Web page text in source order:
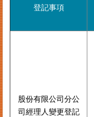
登記事項
股份有限公司分公
司經理人變更登記